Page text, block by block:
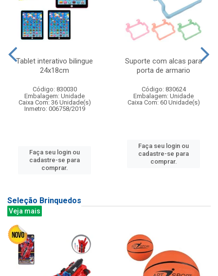
Tablet interativo bilingue
24x18cm
Código: 830030
Embalagem: Unidade
Caixa Com: 36 Unidade(s)
Inmetro: 006758/2019
Faça seu login ou
cadastre-se para
comprar.
Suporte com alcas para
porta de armario
Código: 830624
Embalagem: Unidade
Caixa Com: 60 Unidade(s)
Faça seu login ou
cadastre-se para
comprar.
Seleção Brinquedos
Veja mais